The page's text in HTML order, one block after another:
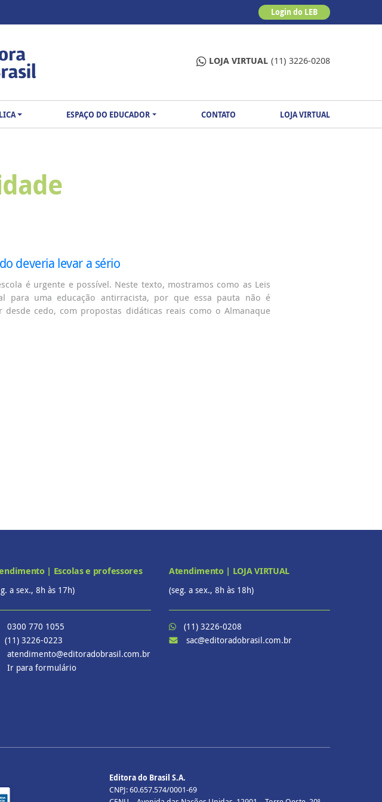
Login do LEB
LOJA VIRTUAL (11) 3226-0208
ESPAÇO DO EDUCADOR CONTATO LOJA VIRTUAL
deveria levar a sério
é urgente e possível. Neste texto, mostramos como as Leis
para uma educação antirracista, por que essa pauta não é
desde cedo, com propostas didáticas reais como o Almanaque
| Escolas e professores
a sex., 8h às 17h)
0300 770 1055
(11) 3226-0223
atendimento@editoradobrasil.com.br
Ir para formulário
Atendimento | LOJA VIRTUAL
(seg. a sex., 8h às 18h)
(11) 3226-0208
sac@editoradobrasil.com.br
Editora do Brasil S.A.
CNPJ: 60.657.574/0001-69